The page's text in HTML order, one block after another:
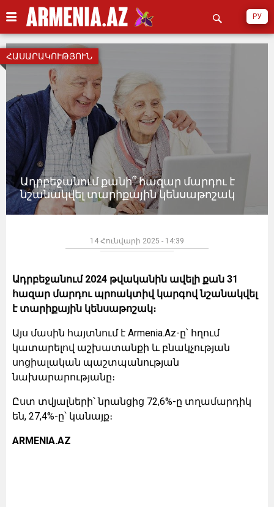
РУ
Ադրբեջանում քանի՞ հազար մարդու է
նշանակվել տարիքային կենսաթոշակ
ՀԱՍԱՐԱԿՈՒԹՅՈՒՆ
14 Հունվարի 2025 - 14:39
Ադրբեջանում 2024 թվականին ավելի քան 31
հազար մարդու պրոակտիվ կարգով նշանակվել
է տարիքային կենսաթոշակ։
Այս մասին հայտնում է Armenia.Az-ը՝ հղում
կատարելով աշխատանքի և բնակչության
սոցիալական պաշտպանության
նախարարությանը։
Ըստ տվյալների՝ նրանցից 72,6%-ը տղամարդիկ
են, 27,4%-ը՝ կանայք։
ARMENIA.AZ